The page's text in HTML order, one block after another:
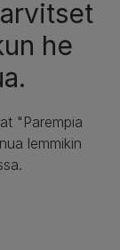
he
"Parempia
lemmikin